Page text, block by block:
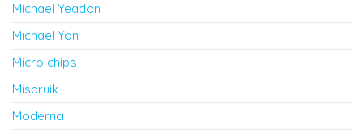
Michael Yeadon
Michael Yon
Micro chips
Misbruik
Moderna